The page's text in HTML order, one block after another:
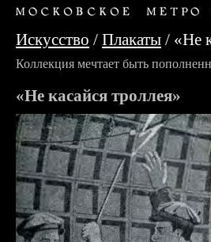
Искусство / Плакаты / «Не
Коллекция мечтает быть
«Не касайся троллея»